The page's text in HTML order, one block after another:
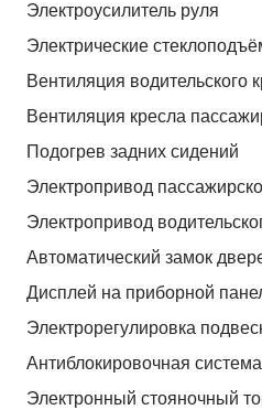
Электроусилитель руля
Электрические
Вентиляция водительского
Вентиляция кресла
Подогрев задних сидений
Электропривод
Электропривод
Автоматический замок
Дисплей на приборной
Электрорегулировка
Антиблокировочная
Электронный стояночный